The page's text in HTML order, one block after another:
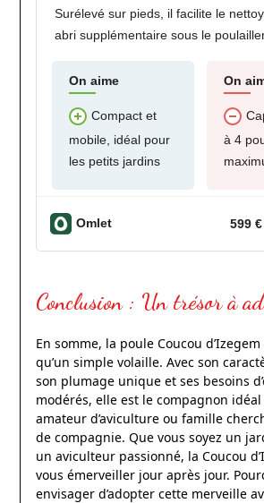
Surélevé sur pieds, il facilite le
abri supplémentaire sous le
On aime
Compact et
mobile, idéal pour
les petits jardins
On
à 4
Omlet 599 €
Conclusion : Un trésor à
En somme, la poule Coucou
qu’un simple volaille. Avec son
son plumage unique et ses besoins
modérés, elle est le compagnon
amateur d’aviculture ou famille
de compagnie. Que vous soyez un
un aviculteur passionné, la Coucou
vous émerveiller jour après jour.
envisager d’adopter cette merveille